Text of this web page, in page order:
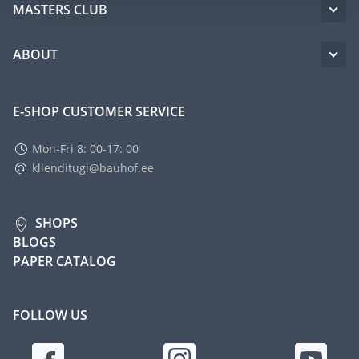
MASTERS CLUB
ABOUT
E-SHOP CUSTOMER SERVICE
Mon-Fri 8: 00-17: 00
klienditugi@bauhof.ee
SHOPS
BLOGS
PAPER CATALOG
FOLLOW US